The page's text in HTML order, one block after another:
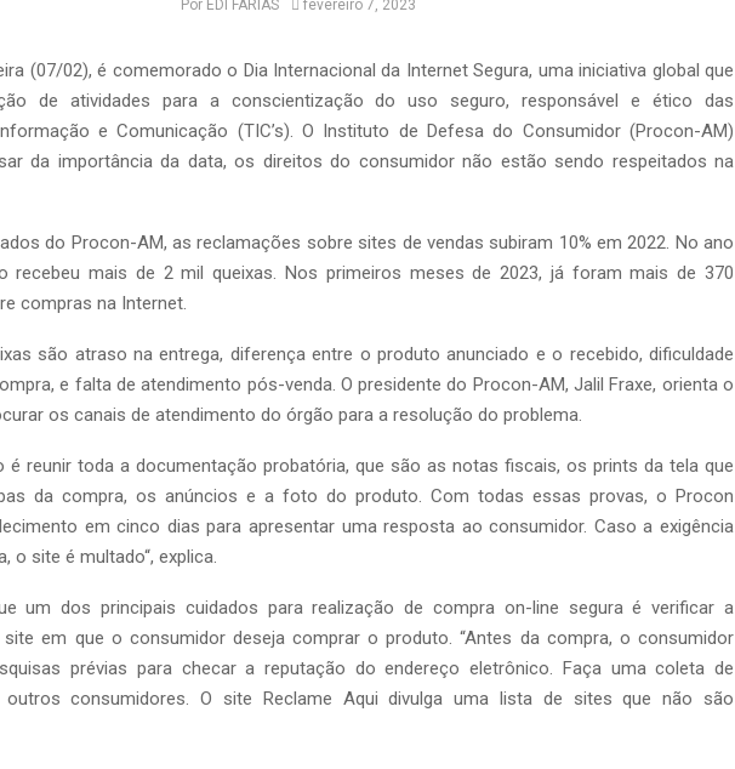
Por EDI FARIAS fevereiro 7, 2023
(07/02), é comemorado o Dia Internacional da Internet Segura, uma iniciativa global que
de atividades para a conscientização do uso seguro, responsável e ético das
e Comunicação (TIC’s). O Instituto de Defesa do Consumidor (Procon-AM)
da importância da data, os direitos do consumidor não estão sendo respeitados na
do Procon-AM, as reclamações sobre sites de vendas subiram 10% em 2022. No ano
recebeu mais de 2 mil queixas. Nos primeiros meses de 2023, já foram mais de 370
compras na Internet.
são atraso na entrega, diferença entre o produto anunciado e o recebido, dificuldade
e falta de atendimento pós-venda. O presidente do Procon-AM, Jalil Fraxe, orienta o
os canais de atendimento do órgão para a resolução do problema.
é reunir toda a documentação probatória, que são as notas fiscais, os prints da tela que
da compra, os anúncios e a foto do produto. Com todas essas provas, o Procon
em cinco dias para apresentar uma resposta ao consumidor. Caso a exigência
o site é multado“, explica.
um dos principais cuidados para realização de compra on-line segura é verificar a
site em que o consumidor deseja comprar o produto. “Antes da compra, o consumidor
prévias para checar a reputação do endereço eletrônico. Faça uma coleta de
outros consumidores. O site Reclame Aqui divulga uma lista de sites que não são